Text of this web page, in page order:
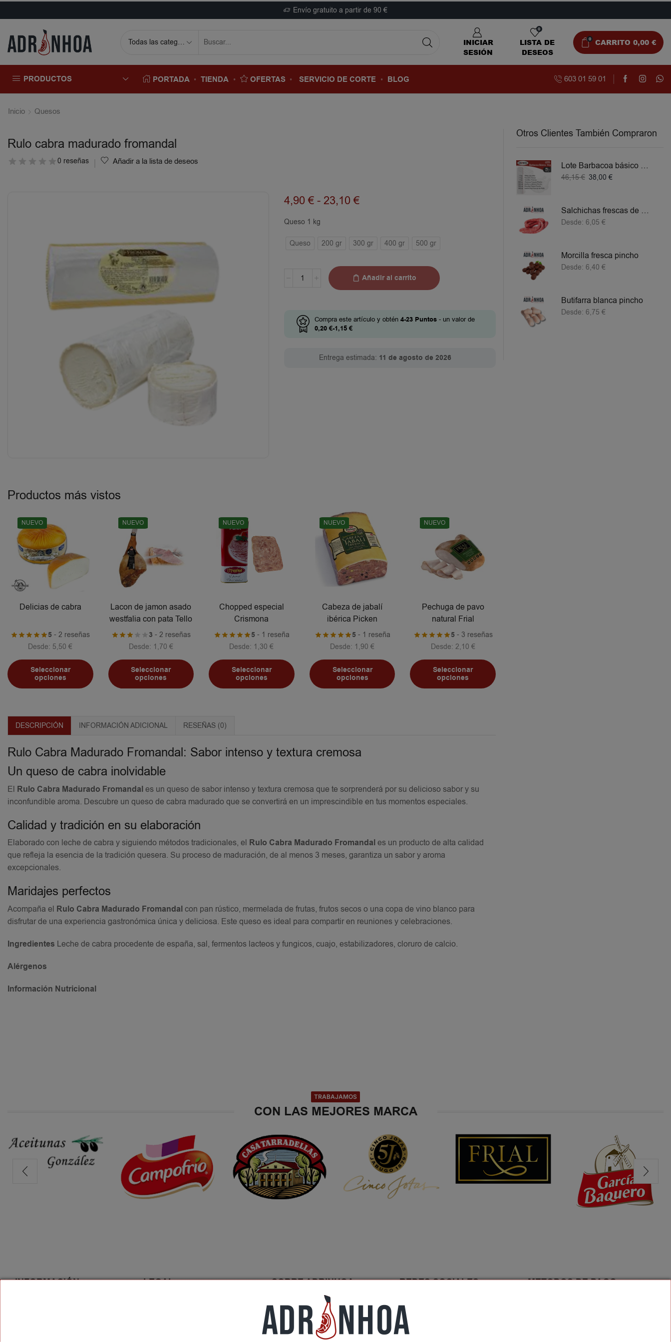
Envío gratuito a partir de 90 €
INICIAR
SESIÓN
0
LISTA DE
DESEOS
0 CARRITO 0,00 €
PRODUCTOS PORTADA TIENDA OFERTAS SERVICIO DE CORTE BLOG 603 01 59 01
Inicio Quesos
Rulo cabra madurado fromandal
0 reseñas Añadir a la lista de deseos
4,90€ - 23,10€
Queso 1 kg
Queso 200 gr 300 gr 400 gr 500 gr
Añadir al carrito
Compra este artículo y obtén4-23 Puntos - un valor de
0,20€-1,15€
Entrega estimada: 11 de agosto de 2026
Productos más vistos
NUEVO
Delicias de cabra
5 - 2 reseñas
Desde: 5,50€
Seleccionar
opciones
NUEVO
Lacon de jamon asado
westfalia con pata Tello
3 - 2 reseñas
Desde: 1,70 €
Seleccionar
opciones
NUEVO
Chopped especial
Crismona
5- 1 reseña
Desde: 1,30€
Seleccionar
opciones
NUEVO
Cabeza de jabalí
ibérica Picken
5- 1 reseña
Desde: 1,90€
Seleccionar
opciones
NUEVO
Pechuga de pavo
natural Frial
5- 3 reseñas
Desde: 2,10 €
Seleccionar
opciones
DESCRIPCIÓN INFORMACIÓN ADICIONAL RESEÑAS (0)
Rulo Cabra Madurado Fromandal: Sabor intenso y textura cremosa
Un queso de cabra inolvidable
El Rulo Cabra Madurado Fromandales un queso de sabor intenso y textura cremosa que te sorprenderá por su delicioso sabor y su
inconfundible aroma. Descubre un queso de cabra madurado que se convertirá en un imprescindible en tus momentos especiales.
Calidad y tradición en su elaboración
Elaborado con leche de cabra y siguiendo métodos tradicionales, el Rulo Cabra Madurado Fromandales un producto de alta calidad
que refleja la esencia de la tradición quesera. Su proceso de maduración, de al menos 3 meses, garantiza un sabor y aroma
excepcionales.
Maridajes perfectos
Acompaña el Rulo Cabra Madurado Fromandalcon pan rústico, mermelada de frutas, frutos secos o una copa de vino blanco para
disfrutar de una experiencia gastronómica única y deliciosa. Este queso es ideal para compartir en reuniones y celebraciones.
Ingredientes Leche de cabra procedente de españa, sal, fermentos lacteos y fungicos, cuajo, estabilizadores, cloruro de calcio.
Alérgenos
Información Nutricional
Otros Clientes También Compraron
Lote Barbacoa básico 5 KG
46,15€ 38,00 €
Salchichas frescas de Pollo
Desde: 6,05 €
Morcilla fresca pincho
Desde: 6,40 €
Butifarra blanca pincho
Desde: 6,75 €
TRABAJAMOS
CON LAS MEJORES MARCA
INFORMACIÓN LEGAL SOBRE ADRINHOA
Conócenos
Contactar
REDES SOCIALES METODOS DE PAGO